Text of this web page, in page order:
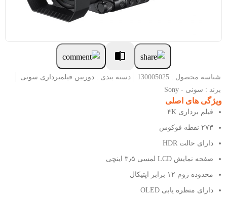
شناسه محصول : 130005025 دسته بندی : دوربین فیلمبرداری سونی
برند : سونی - Sony
ویژگی های اصلی
فیلم برداری ۴K
۲۷۳ نقطه فوکوس
دارای حالت HDR
صفحه نمایش LCD لمسی ۳٫۵ اینچی
محدوده زوم ۱۲ برابر اپتیکال
دارای منظره یابی OLED